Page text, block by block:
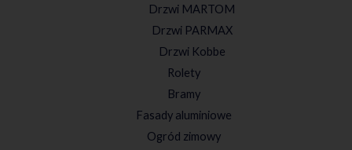
Drzwi MARTOM
Drzwi PARMAX
Drzwi Kobbe
Rolety
Bramy
Fasady aluminiowe
Ogród zimowy